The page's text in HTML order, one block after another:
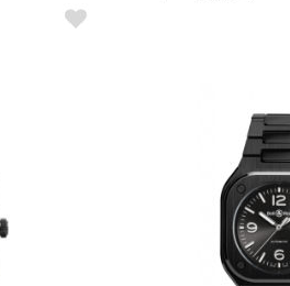
のデザイン ― アイコニック